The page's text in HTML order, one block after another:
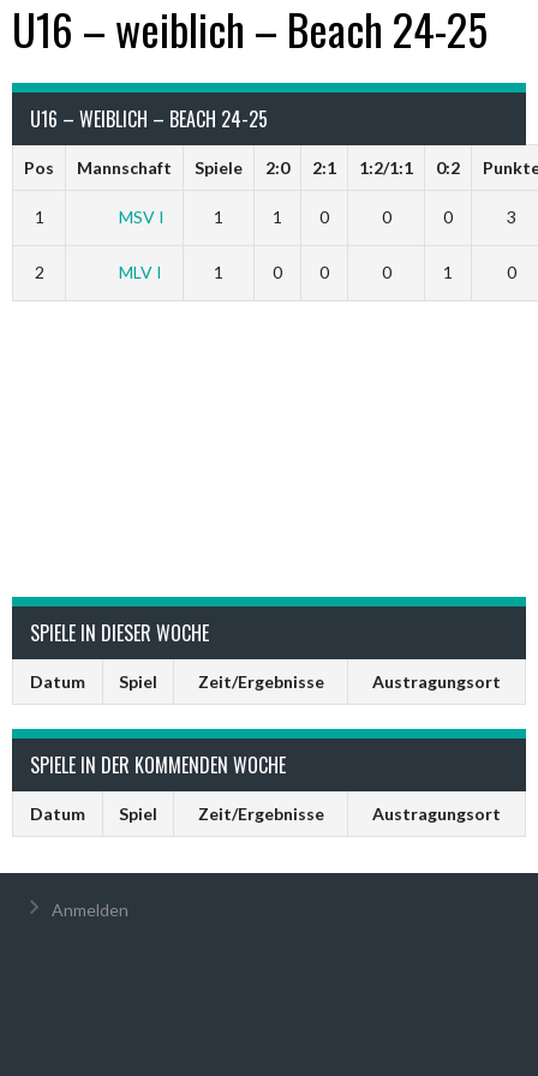
U16 – weiblich – Beach 24-25
U16 – WEIBLICH – BEACH 24-25
Pos Mannschaft Spiele 2:0 2:1 1:2/1:1 0:2
1 MSV I 1 1 0 0 0 3
2 MLV I 1 0 0 0 1 0
SPIELE IN DIESER WOCHE
Datum Spiel Zeit/Ergebnisse Austragungsort
SPIELE IN DER KOMMENDEN WOCHE
Datum Spiel Zeit/Ergebnisse Austragungsort
Anmelden